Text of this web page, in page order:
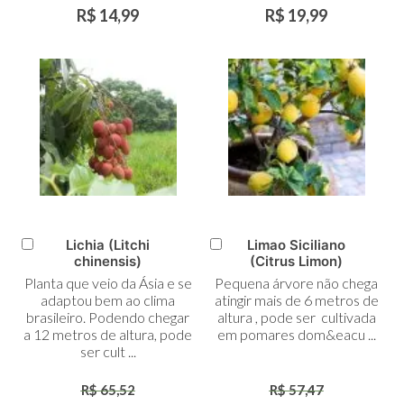
R$ 14,99 R$ 19,99
Adicionar
Carrinho
Lichia (Litchi
chinensis)
Planta que veio da Ásia e se
adaptou bem ao clima
brasileiro. Podendo chegar
a 12 metros de altura, pode
ser cult ...
R$ 65,52
Adicionar
Carrinho
Limao Siciliano
(Citrus Limon)
Pequena árvore não chega
atingir mais de 6 metros de
altura , pode ser cultivada
em pomares dom&eacu ...
R$ 57,47